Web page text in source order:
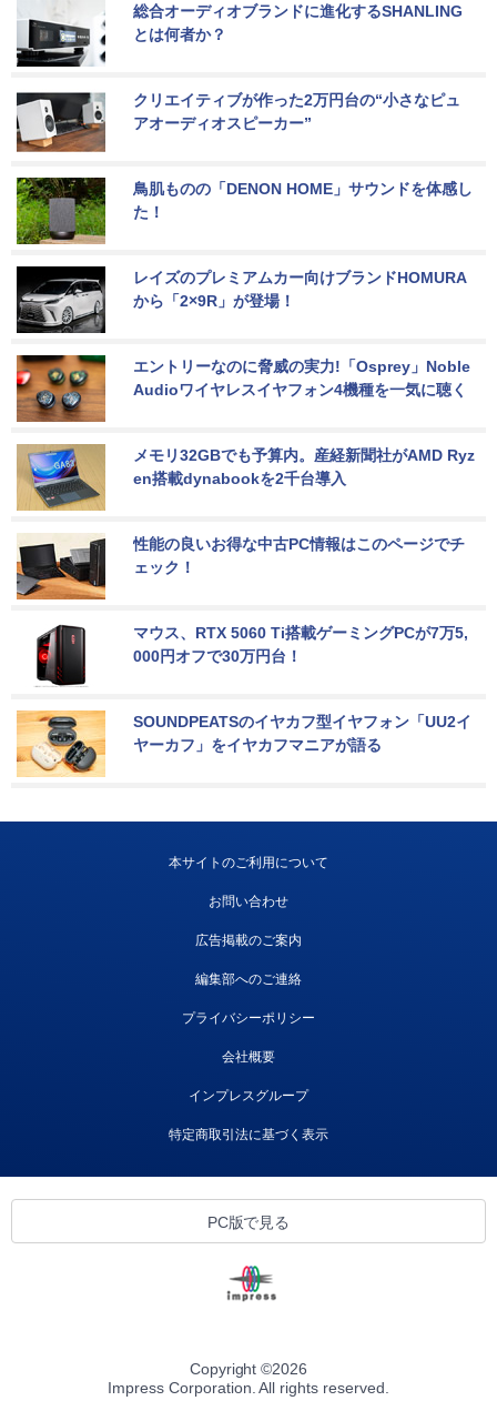
総合オーディオブランドに進化するSHANLING
とは何者か？
クリエイティブが作った2万円台の“小さなピュ
アオーディオスピーカー”
鳥肌ものの「DENON HOME」サウンドを体感し
た！
レイズのプレミアムカー向けブランドHOMURA
から「2×9R」が登場！
エントリーなのに脅威の実力!「Osprey」Noble
Audioワイヤレスイヤフォン4機種を一気に聴く
メモリ32GBでも予算内。産経新聞社がAMD Ryz
en搭載dynabookを2千台導入
性能の良いお得な中古PC情報はこのページでチ
ェック！
マウス、RTX 5060 Ti搭載ゲーミングPCが7万5,
000円オフで30万円台！
SOUNDPEATSのイヤカフ型イヤフォン「UU2イ
ヤーカフ」をイヤカフマニアが語る
本サイトのご利用について
お問い合わせ
広告掲載のご案内
編集部へのご連絡
プライバシーポリシー
会社概要
インプレスグループ
特定商取引法に基づく表示
PC版で見る
Copyright ©2026
Impress Corporation. All rights reserved.